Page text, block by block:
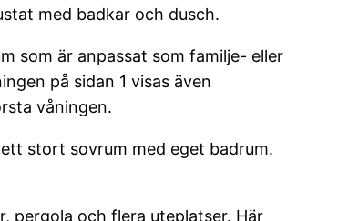
med badkar och dusch.
som är anpassat som familje- eller
på sidan 1 visas även
våningen.
stort sovrum med eget badrum.
pergola och flera uteplatser. Här